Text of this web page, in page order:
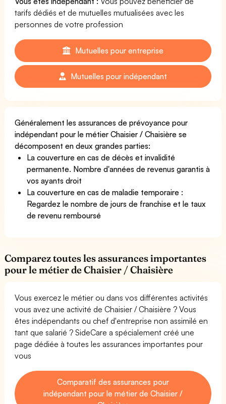
tarifs dédiés et de mutuelles mutualisées avec les
personnes de votre profession
Mutuelles pour entreprise
Mutuelles pour indépendant
Généralement les assurances de prévoyance pour
indépendant pour le métier Chaisier / Chaisière se
décomposent en deux grandes parties:
La couverture en cas de décès et invalidité
permanente. Nombre d'années de revenus garantis à
vos ayants droit
La couverture en cas de maladie temporaire :
Regardez le nombre de jours de franchise et le taux
de revenu remboursé
Comparez toutes les assurances importantes
pour le métier de Chaisier / Chaisière
Vous exercez le métier ou dans vos différentes activités
vous avez une activité de Chaisier / Chaisière ? Vous
êtes indépendants ou chef d'entreprise non assimilé en
tant que salarié ? SideCare a spécialement créé une
page dédiée à toutes les assurances importantes pour
vous
Comparatif des assurances pour
indépendant pour le métier de Chaisier /